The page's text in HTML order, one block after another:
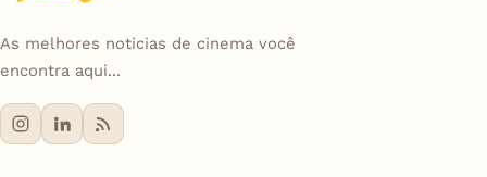
As melhores noticias de cinema você
encontra aqui...